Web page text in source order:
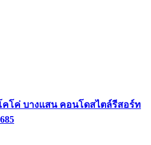
โคโค่ บางแสน คอนโดสไตล์รีสอร์ท